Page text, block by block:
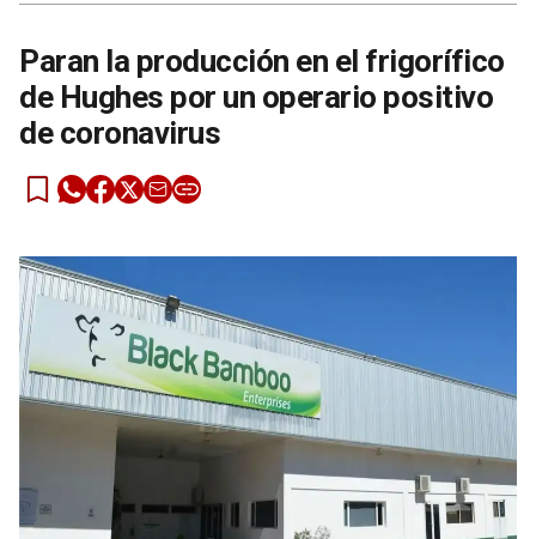
Paran la producción en el frigorífico
de Hughes por un operario positivo
de coronavirus